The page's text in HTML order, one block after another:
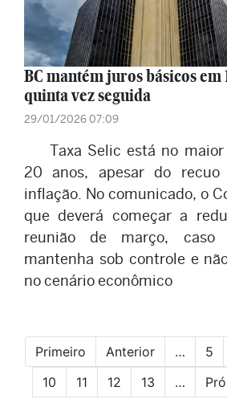
BC mantém juros básicos em
quinta vez seguida
29/01/2026 07:09
Taxa Selic está no
20 anos, apesar do
inflação. No comunicado, o
que deverá começar a
reunião de março,
mantenha sob controle e
no cenário econômico
Primeiro Anterior … 5
10
11 12 13 …